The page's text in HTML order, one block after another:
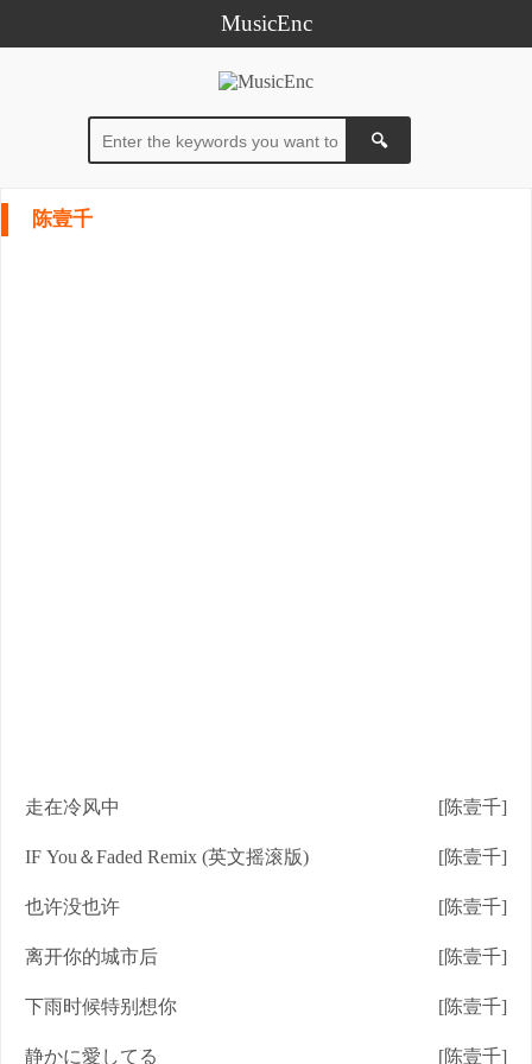
MusicEnc
陈壹千
[陈壹千]
走在冷风中
[陈壹千]
IF You＆Faded Remix (英文摇滚版)
[陈壹千]
也许没也许
[陈壹千]
离开你的城市后
[陈壹千]
下雨时候特别想你
[陈壹千]
静かに愛してる